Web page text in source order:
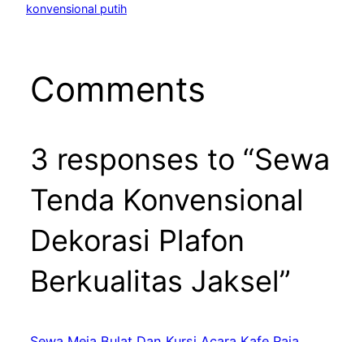
konvensional putih
Comments
3 responses to “Sewa
Tenda Konvensional
Dekorasi Plafon
Berkualitas Jaksel”